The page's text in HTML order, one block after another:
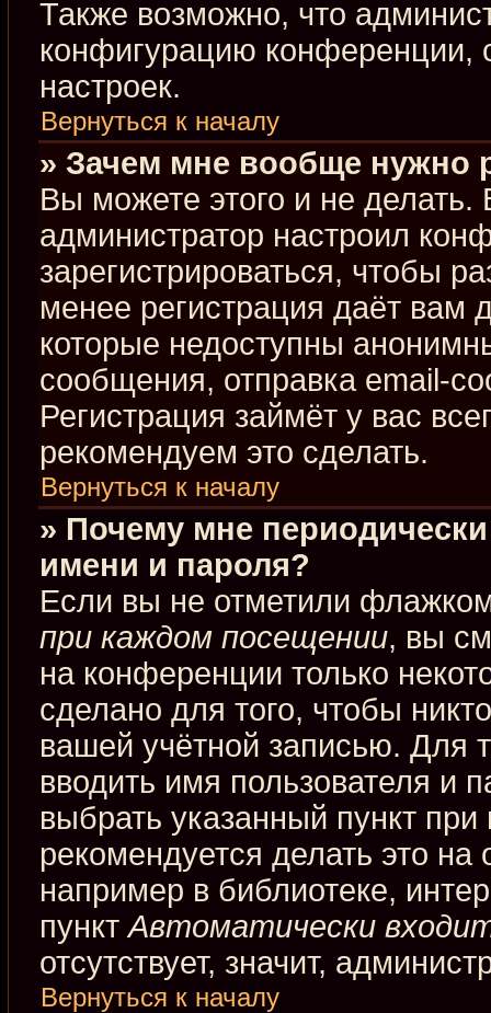
Также возможно, что
конфигурацию конференции,
настроек.
Вернуться к началу
» Зачем мне вообще нужно
Вы можете этого и не делать.
администратор настроил
зарегистрироваться, чтобы
менее регистрация даёт вам
которые недоступны
сообщения, отправка email-
Регистрация займёт у вас
рекомендуем это сделать.
Вернуться к началу
» Почему мне
имени и пароля?
Если вы не отметили
при каждом посещении, вы
на конференции только
сделано для того, чтобы
вашей учётной записью. Для
вводить имя пользователя и
выбрать указанный пункт
рекомендуется делать это
например в библиотеке,
пунктАвтоматически
отсутствует, значит,
Вернуться к началу